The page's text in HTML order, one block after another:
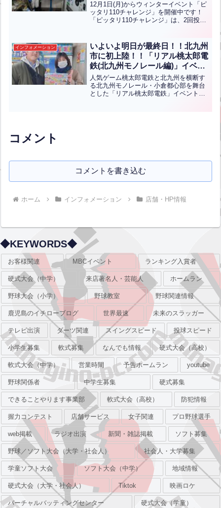
achiever has finally emerged in
the winter event “Perfect 110
Challenge”!”【ENG CHT KOR
12月1日(月)からウィンターイベント「ピ
ッタリ110チャレンジ」を開催中です！
「ピッタリ110チャレンジ」は、2回投げ
ティング1ゲームをプレゼント！惜しくも
ピッタ...全文はクリック
インフォメーション
いよいよ明日が最終日！！北九州
市に初上陸！！「リアル桃太郎電
鉄(北九州モノレール編)」イベン
トに当センターも参加していま
す！！Finally, tomorrow is the
last day!! We’re making our
人気ゲーム桃太郎電鉄と北九州を横断す
る北九州モノレール・小倉都心部を舞台
とした「リアル桃太郎電鉄」イベントが
コメント
コメントを書き込む
ホーム インフォメーション 店舗・HP情報
◆KEYWORDS◆
お客様関連 MBCイベント ランキング入賞者
硬式大会（中学） 来店著名人・芸能人 ホームラン
野球大会（小学） 野球教室 野球関連情報
鹿児島のイチローブログ 世界最速 未来のスラッガー
テレビ出演 ダーツ関連 スイングスピード 投球スピード
小学生募集 軟式募集 なんでも情報 硬式大会（高校）
軟式大会（中学） 営業時間 予告ホームラン youtube
野球関係者 中学生募集 硬式募集
できることやります事業部 軟式大会（高校） 防犯情報
握力コンテスト 店舗サービス 女子関連 プロ野球選手
web掲載 ラジオ出演 新聞・雑誌掲載 ソフト募集
野球／ソフト大会（大学・社会人） 社会人・大学募集
学童ソフト大会 ソフト大会（中学） 地域情報
硬式大会（大学・社会人） Tiktok 映画ロケ
バーチャルバッティングセンター 硬式大会（学童）